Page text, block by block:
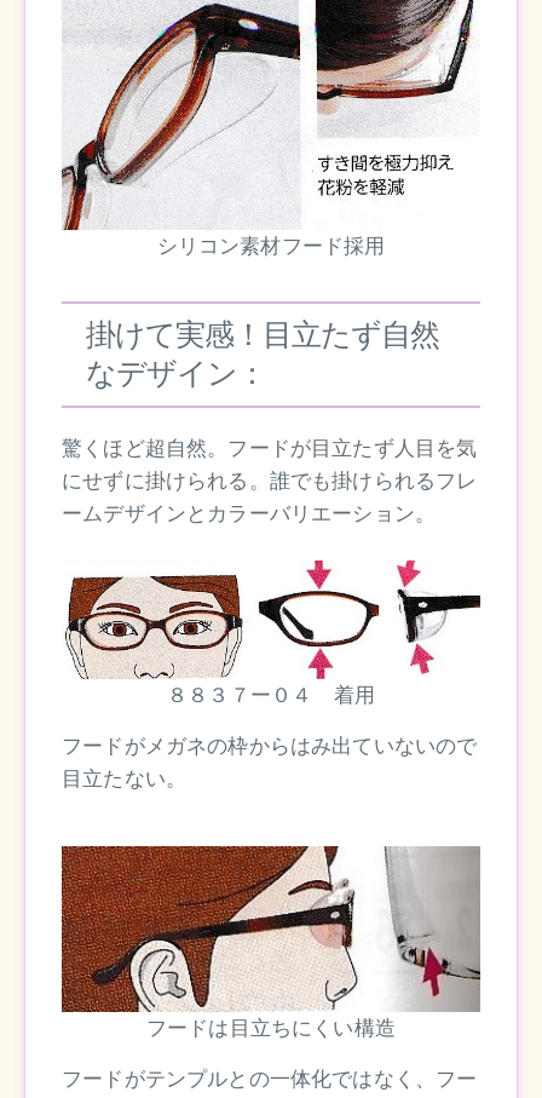
シリコン素材フード採用
掛けて実感！目立たず自然
なデザイン：
驚くほど超自然。フードが目立たず人目を気
にせずに掛けられる。誰でも掛けられるフレ
ームデザインとカラーバリエーション。
８８３７ー０４ 着用
フードがメガネの枠からはみ出ていないので
目立たない。
フードは目立ちにくい構造
フードがテンプルとの一体化ではなく、フー